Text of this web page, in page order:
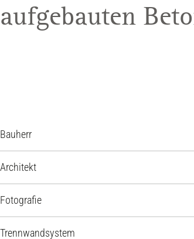
aufgebauten
Bauherr
Architekt
Fotografie
Trennwandsystem